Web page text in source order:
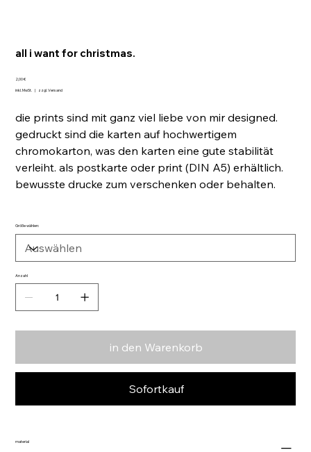
all i want for christmas.
Preis
2,00 €
inkl. MwSt. | zzgl. Versand
die prints sind mit ganz viel liebe von mir designed.
gedruckt sind die karten auf hochwertigem
chromokarton, was den karten eine gute stabilität
verleiht. als postkarte oder print (DIN A5) erhältlich.
bewusste drucke zum verschenken oder behalten.
Größe wählen:
Anzahl
in den Warenkorb
Sofortkauf
material